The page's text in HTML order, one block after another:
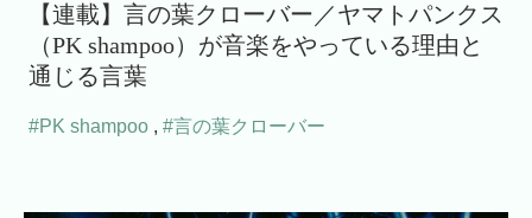
【連載】言の葉クローバー／ヤマトパンクス
（PK shampoo）が音楽をやっている理由と
通じる言葉
#PK shampoo , #言の葉クローバー